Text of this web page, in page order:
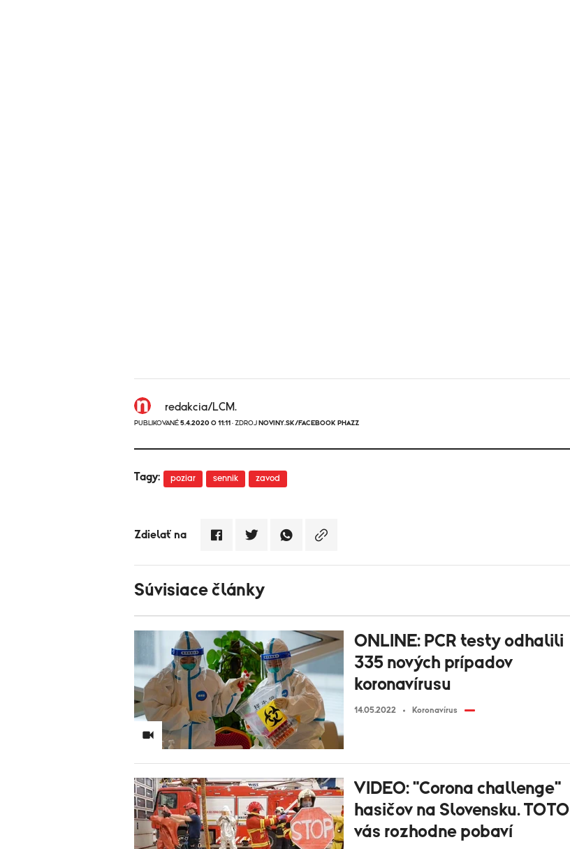
redakcia/LCM.
PUBLIKOVANÉ 5.4.2020 O 11:11 · ZDROJ NOVINY.SK/FACEBOOK PHAZZ
Tagy: poziar sennik zavod
Zdielať na
Súvisiace články
ONLINE: PCR testy odhalili
335 nových prípadov
koronavírusu
14.05.2022 Koronavírus
VIDEO: "Corona challenge"
hasičov na Slovensku. TOTO
vás rozhodne pobaví